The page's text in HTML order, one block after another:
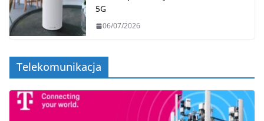
5G
06/07/2026
Telekomunikacja